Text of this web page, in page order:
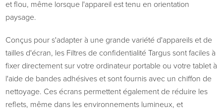
et flou, même lorsque l'appareil est tenu en orientation
paysage.
Conçus pour s'adapter à une grande variété d'appareils et de
tailles d'écran, les Filtres de confidentialité Targus sont faciles à
fixer directement sur votre ordinateur portable ou votre tablet à
l'aide de bandes adhésives et sont fournis avec un chiffon de
nettoyage. Ces écrans permettent également de réduire les
reflets, même dans les environnements lumineux, et